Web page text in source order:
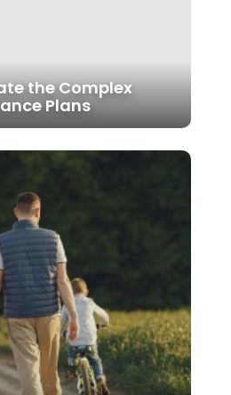
the Complex
Plans